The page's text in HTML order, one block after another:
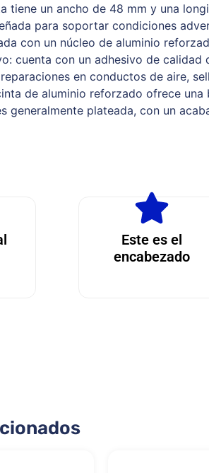
tiene un ancho de 48 mm y una
para soportar condiciones
con un núcleo de aluminio
cuenta con un adhesivo de
en conductos de aire,
de aluminio reforzado ofrece
generalmente plateada, con un
Este es el
encabezado